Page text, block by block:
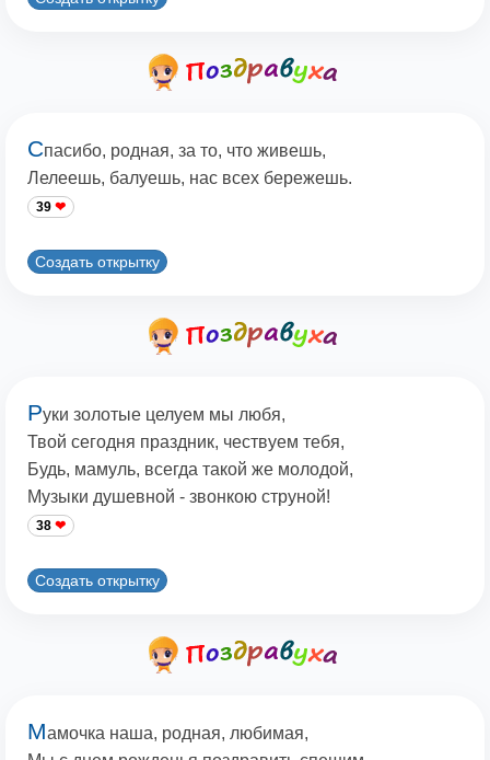
Спасибо, родная, за то, что живешь,
Лелеешь, балуешь, нас всех бережешь.
39
Создать открытку
Руки золотые целуем мы любя,
Твой сегодня праздник, чествуем тебя,
Будь, мамуль, всегда такой же молодой,
Музыки душевной - звонкою струной!
38
Создать открытку
Мамочка наша, родная, любимая,